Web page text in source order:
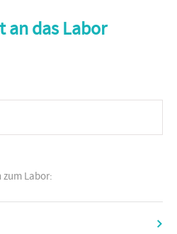
an das Labor
Labor: